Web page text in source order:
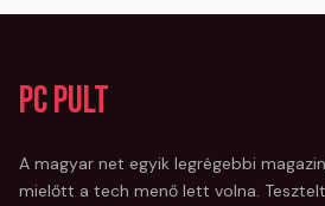
PC Pult
A magyar net egyik legrégebbi
mielőtt a tech menő lett volna.